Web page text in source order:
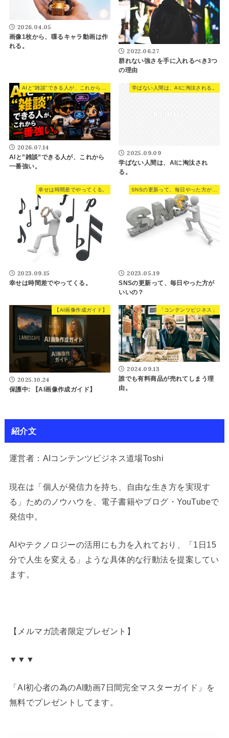
2026.04.05
画像1枚から、喋るキャラ動画は作
れる。
2022.06.27
群れない強さを手に入れるべき3つ
の理由
AIと"雑談"できる人が、これから一番強い。
2026.07.14
AIと”雑談”できる人が、これから
一番強い。
学ばない人間は、AIに淘汰される。
2025.09.09
学ばない人間は、AIに淘汰され
る。
幸せは時間差でやってくる。
2023.09.15
幸せは時間差でやってくる。
2023.05.19
SNSの更新って、毎日やった方が
いいの？
【AI画像作成ガイド】
2025.10.24
保護中: 【AI画像作成ガイド】
「コンテンツビジネス」
2024.09.13
誰でも有料商品が売れてしまう理
由。
紹介文
運営者：AIコンテンツビジネス道場Toshi
現在は「個人が発信力を持ち、自由な生き方を実現す
る」ためのノウハウを、電子書籍やブログ・YouTubeで
発信中。
AIやテクノロジーの活用にも力を入れており、「1日15
分で人生を変える」ような具体的な行動法を提案してい
ます。
【メルマガ読者限定プレゼント】
▼▼▼
「AI初心者の為のAI動画7日間完全マスターガイド」を
無料でプレゼントしてます。